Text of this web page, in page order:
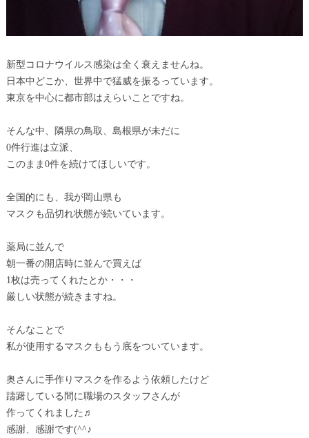
新型コロナウイルス感染は全く衰えませんね。
日本中どこか、世界中で猛威を振るっています。
東京を中心に都市部はえらいことですね。
そんな中、隣県の鳥取、島根県が未だに
0件行進は立派、
このまま0件を続けてほしいです。
全国的にも、我が岡山県も
マスクも品切れ状態が続いています。
薬局に並んで
朝一番の開店時に並んで買えば
1枚は売ってくれたとか・・・
厳しい状態が続きますね。
そんなことで
私が使用するマスクももう底をついています。
奥さんに手作りマスクを作るよう依頼したけど
躊躇している間に職場のスタッフさんが
作ってくれました♬
感謝、感謝です(^^♪